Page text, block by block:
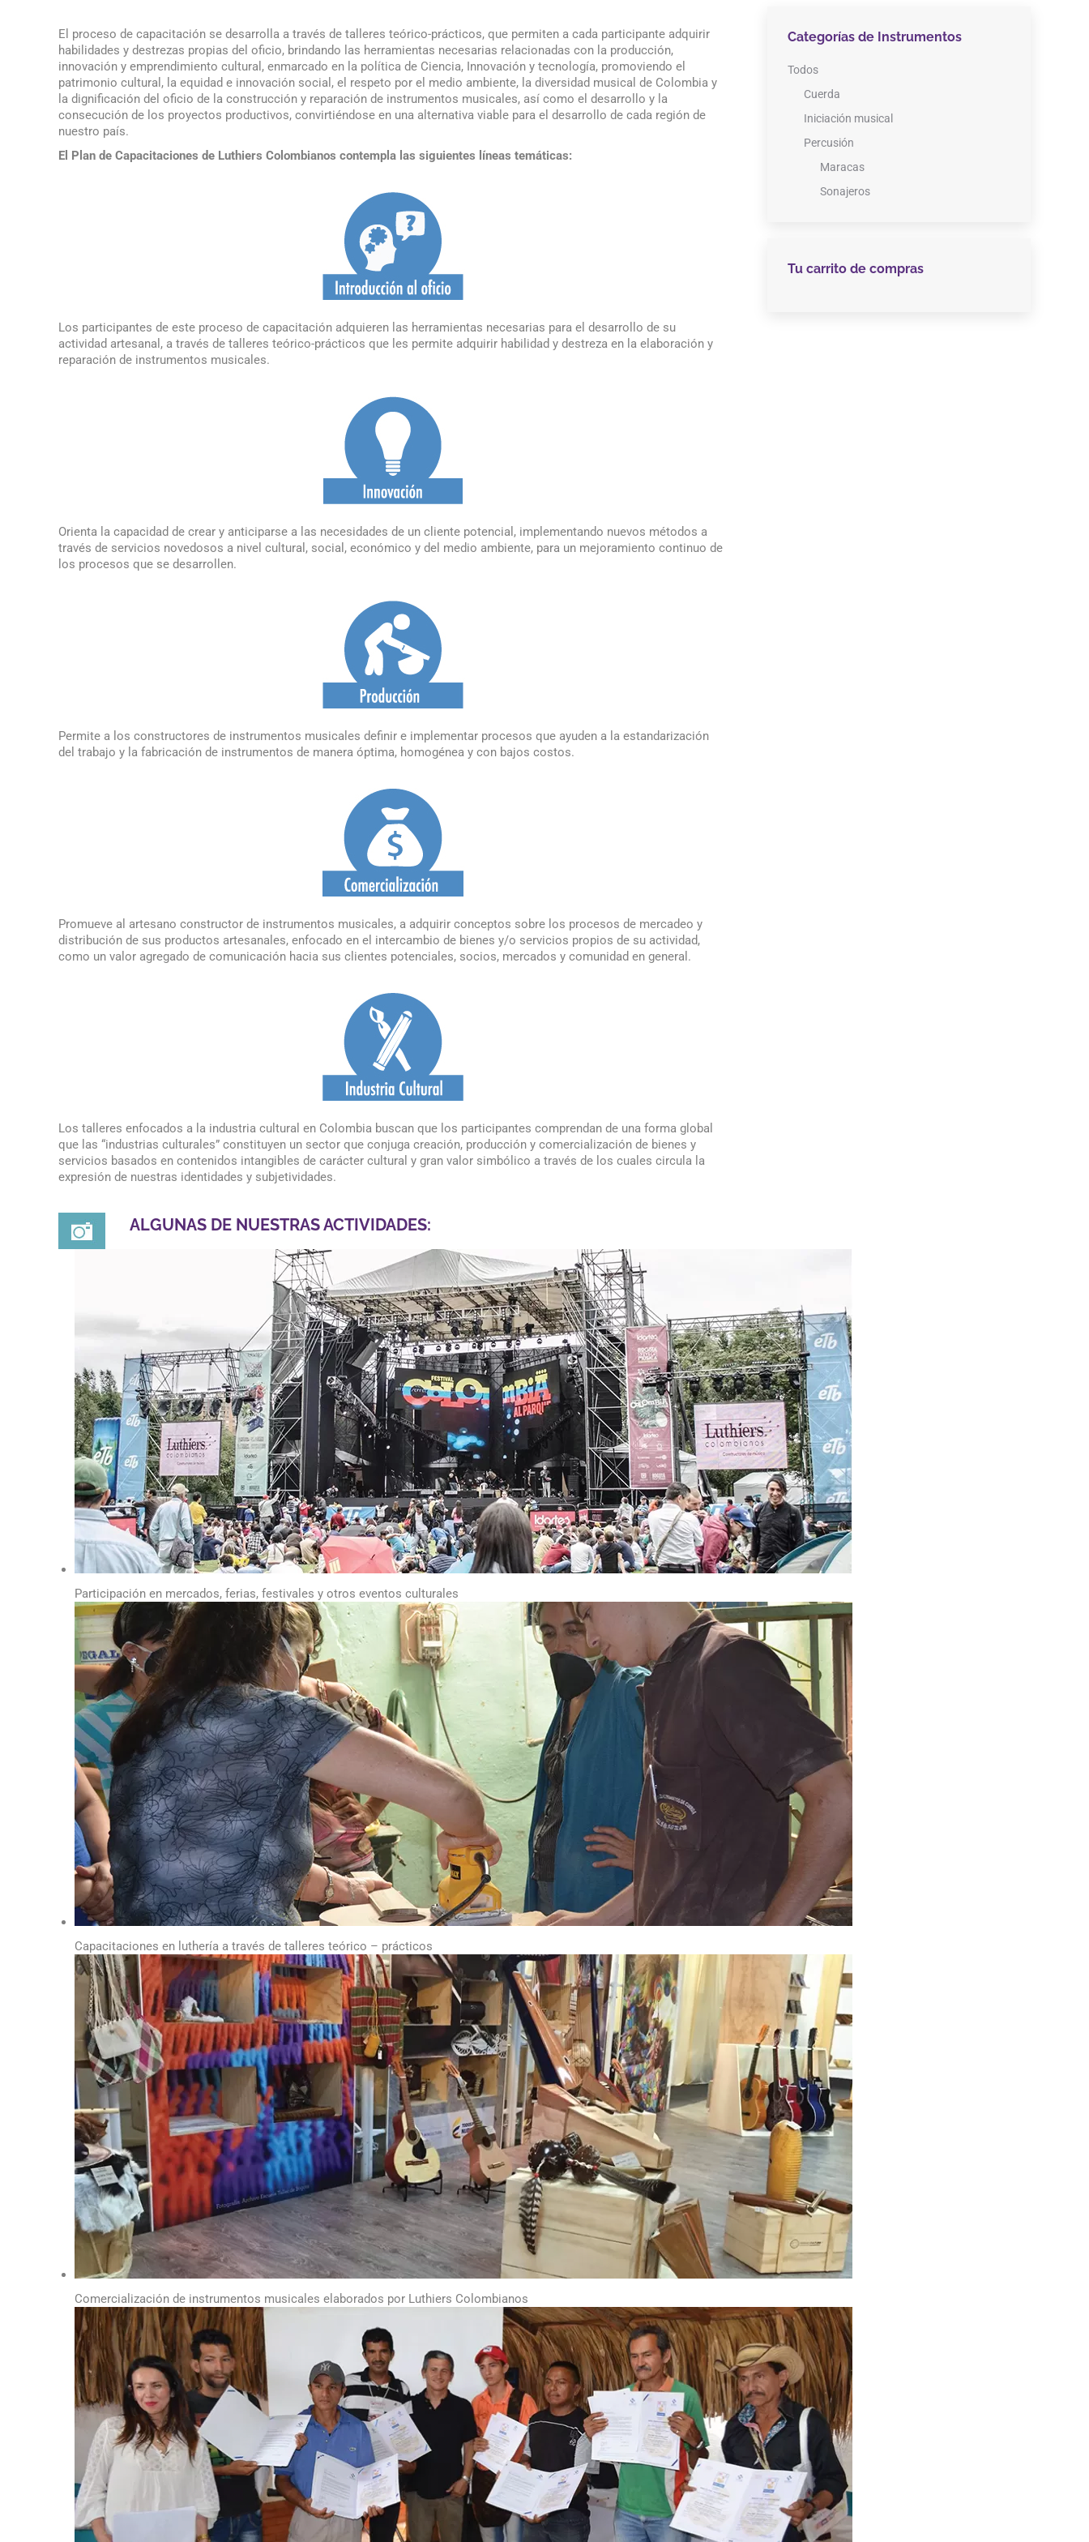
El proceso de capacitación se desarrolla a través de talleres teórico-prácticos, que permiten a cada participante adquirir
habilidades y destrezas propias del oficio, brindando las herramientas necesarias relacionadas con la producción,
innovación y emprendimiento cultural, enmarcado en la política de Ciencia, Innovación y tecnología, promoviendo el
patrimonio cultural, la equidad e innovación social, el respeto por el medio ambiente, la diversidad musical de Colombia y
la dignificación del oficio de la construcción y reparación de instrumentos musicales, así como el desarrollo y la
consecución de los proyectos productivos, convirtiéndose en una alternativa viable para el desarrollo de cada región de
nuestro país.
El Plan de Capacitaciones de Luthiers Colombianos contempla las siguientes líneas temáticas:
Los participantes de este proceso de capacitación adquieren las herramientas necesarias para el desarrollo de su
actividad artesanal, a través de talleres teórico-prácticos que les permite adquirir habilidad y destreza en la elaboración y
reparación de instrumentos musicales.
Orienta la capacidad de crear y anticiparse a las necesidades de un cliente potencial, implementando nuevos métodos a
través de servicios novedosos a nivel cultural, social, económico y del medio ambiente, para un mejoramiento continuo de
los procesos que se desarrollen.
Permite a los constructores de instrumentos musicales definir e implementar procesos que ayuden a la estandarización
del trabajo y la fabricación de instrumentos de manera óptima, homogénea y con bajos costos.
Promueve al artesano constructor de instrumentos musicales, a adquirir conceptos sobre los procesos de mercadeo y
distribución de sus productos artesanales, enfocado en el intercambio de bienes y/o servicios propios de su actividad,
como un valor agregado de comunicación hacia sus clientes potenciales, socios, mercados y comunidad en general.
Los talleres enfocados a la industria cultural en Colombia buscan que los participantes comprendan de una forma global
que las “industrias culturales” constituyen un sector que conjuga creación, producción y comercialización de bienes y
servicios basados en contenidos intangibles de carácter cultural y gran valor simbólico a través de los cuales circula la
expresión de nuestras identidades y subjetividades.
ALGUNAS DE NUESTRAS ACTIVIDADES:
Participación en mercados, ferias, festivales y otros eventos culturales
Capacitaciones en luthería a través de talleres teórico – prácticos
Comercialización de instrumentos musicales elaborados por Luthiers Colombianos
Categorías de Instrumentos
Todos
Cuerda
Iniciación musical
Percusión
Maracas
Sonajeros
Tu carrito de compras